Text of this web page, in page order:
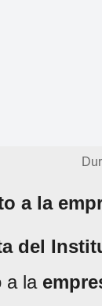
a la
del
a la